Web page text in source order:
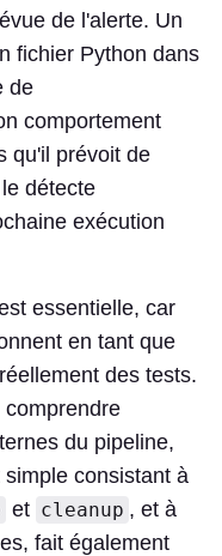
de l'alerte. Un
fichier Python dans
de
comportement
qu'il prévoit de
détecte
exécution
essentielle, car
en tant que
des tests.
comprendre
du pipeline,
consistant à
et cleanup , et à
fait également